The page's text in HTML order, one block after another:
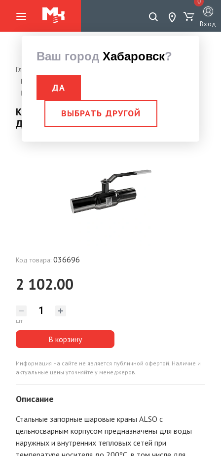
Ваш город Хабаровск?
ДА
ВЫБРАТЬ ДРУГОЙ
Вход
Главная страница
Краны шаровые стальные
Кран шаровый ст.20 п/приварку КШП Ду32 Ру40 ALSO (L-230)
Кран шаровый ст.20 п/приварку КШП
Ду32 Ру40 ALSO (L-230)
Код товара: 036696
2 102.00
шт
В корзину
Информация на сайте не является публичной офертой. Наличие и
актуальные цены уточняйте у менеджеров.
Описание
Стальные запорные шаровые краны ALSO с
цельносварным корпусом предназначены для воды
наружных и внутренних тепловых сетей при